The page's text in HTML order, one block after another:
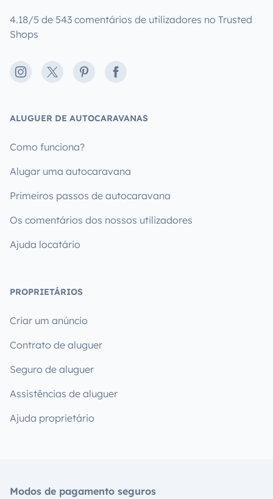
4.18/5 de 543 comentários de utilizadores no Trusted
Shops
Instagram
X PinterestFacebook
ALUGUER DE AUTOCARAVANAS
Como funciona?
Alugar uma autocaravana
Primeiros passos de autocaravana
Os comentários dos nossos utilizadores
Ajuda locatário
PROPRIETÁRIOS
Criar um anúncio
Contrato de aluguer
Seguro de aluguer
Assistências de aluguer
Ajuda proprietário
Modos de pagamento seguros